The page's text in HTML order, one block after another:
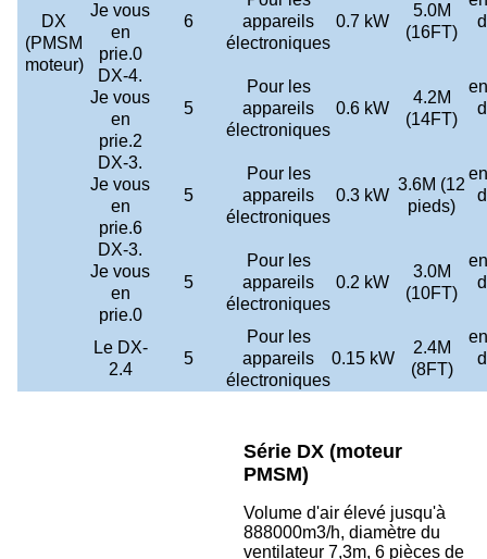
DX
(PMSM
moteur)
Je vous
en
prie.0
6
appareils
électroniques
0.7 kW
5.0M
(16FT)
DX-4.
Je vous
en
prie.2
5
Pour les
appareils
électroniques
0.6 kW
4.2M
(14FT)
DX-3.
Je vous
en
prie.6
5
Pour les
appareils
électroniques
0.3 kW
3.6M (12
pieds)
DX-3.
Je vous
en
prie.0
5
Pour les
appareils
électroniques
0.2 kW
3.0M
(10FT)
Le DX-
2.4
5
Pour les
appareils
électroniques
0.15 kW
2.4M
(8FT)
Série DX (moteur
PMSM)
Volume d'air élevé jusqu'à
888000m3/h, diamètre du
ventilateur 7,3m, 6 pièces de